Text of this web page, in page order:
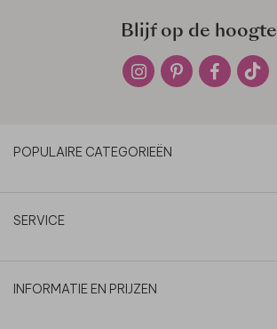
Blijf op de hoogte
POPULAIRE CATEGORIEËN
SERVICE
INFORMATIE EN PRIJZEN